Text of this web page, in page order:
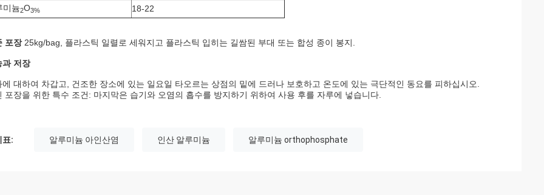
미늄2O3% 18-22
포장25kg/bag, 플라스틱 일렬로 세워지고 플라스틱 입히는 길쌈된 부대 또는 합성 종이 봉지.
과 저장
에 대하여 차갑고, 건조한 장소에 있는 일요일 타오르는 상점의 밑에 드러나 보호하고 온도에 있는 극단적인 동요를 피하십시오.
포장을 위한 특수 조건: 마지막은 습기와 오염의 흡수를 방지하기 위하여 사용 후를 자루에 넣습니다.
표: 알루미늄 아인산염 인산 알루미늄 알루미늄 orthophosphate